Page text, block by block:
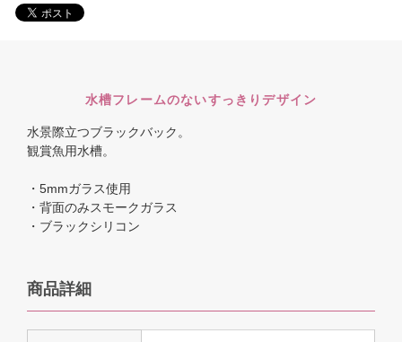
水槽フレームのないすっきりデザイン
水景際立つブラックバック。
観賞魚用水槽。
・5mmガラス使用
・背面のみスモークガラス
・ブラックシリコン
商品詳細